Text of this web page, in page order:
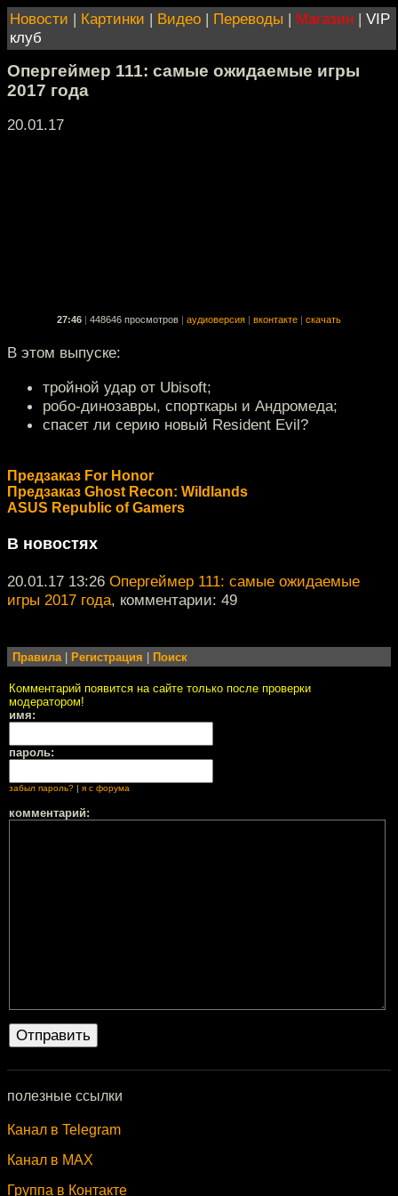
Новости | Картинки | Видео | Переводы | Магазин | VIP
клуб
Опергеймер 111: самые ожидаемые игры
2017 года
20.01.17
27:46 448646 просмотров аудиоверсия вконтакте скачать
В этом выпуске:
тройной удар от Ubisoft;
робо-динозавры, спорткары и Андромеда;
спасет ли серию новый Resident Evil?
Предзаказ For Honor
Предзаказ Ghost Recon: Wildlands
ASUS Republic of Gamers
В новостях
20.01.17 13:26 Опергеймер 111: самые ожидаемые
игры 2017 года, комментарии: 49
Правила| Регистрация Поиск
Комментарий появится на сайте только после проверки
модератором!
имя:
пароль:
забыл пароль? | я с форума
комментарий:
полезные ссылки
Канал в Telegram
Канал в MAX
Группа в Контакте